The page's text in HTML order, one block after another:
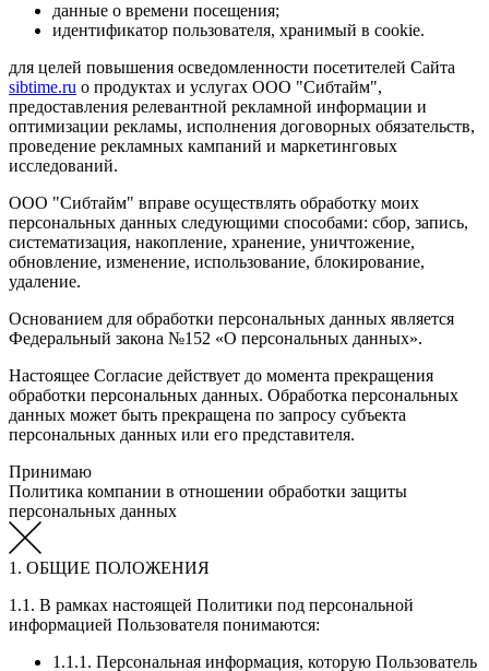
данные о времени посещения;
идентификатор пользователя, хранимый в cookie.
для целей повышения осведомленности посетителей Сайта
sibtime.ru о продуктах и услугах ООО "Сибтайм",
предоставления релевантной рекламной информации и
оптимизации рекламы, исполнения договорных обязательств,
проведение рекламных кампаний и маркетинговых
исследований.
ООО "Сибтайм" вправе осуществлять обработку моих
персональных данных следующими способами: сбор, запись,
систематизация, накопление, хранение, уничтожение,
обновление, изменение, использование, блокирование,
удаление.
Основанием для обработки персональных данных является
Федеральный закона №152 «О персональных данных».
Настоящее Согласие действует до момента прекращения
обработки персональных данных. Обработка персональных
данных может быть прекращена по запросу субъекта
персональных данных или его представителя.
Принимаю
Политика компании в отношении обработки защиты
персональных данных
1. ОБЩИЕ ПОЛОЖЕНИЯ
1.1. В рамках настоящей Политики под персональной
информацией Пользователя понимаются:
1.1.1. Персональная информация, которую Пользователь